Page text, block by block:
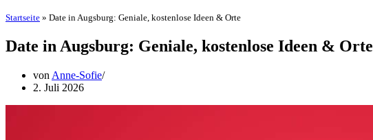
Startseite » Date in Augsburg: Geniale, kostenlose Ideen & Orte
Date in Augsburg: Geniale, kostenlose Ideen & Orte
von Anne-Sofie
2. Juli 2026